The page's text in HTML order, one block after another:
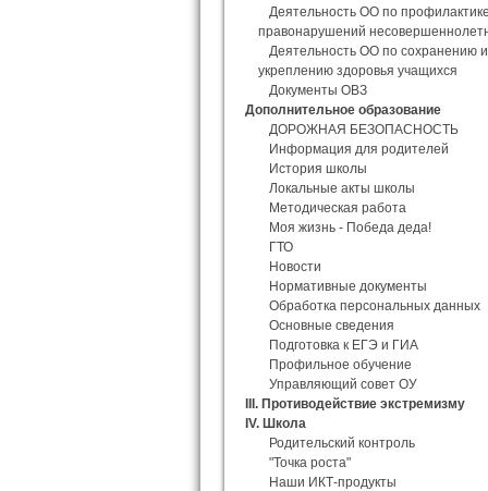
Деятельность ОО по профилактике
правонарушений
Деятельность ОО по сохранению и
укреплению здоровья учащихся
Документы ОВЗ
Дополнительное образование
ДОРОЖНАЯ БЕЗОПАСНОСТЬ
Информация для родителей
История школы
Локальные акты школы
Методическая работа
Моя жизнь - Победа деда!
ГТО
Новости
Нормативные документы
Обработка персональных данных
Основные сведения
Подготовка к ЕГЭ и ГИА
Профильное обучение
Управляющий совет ОУ
III. Противодействие экстремизму
IV. Школа
Родительский контроль
"Точка роста"
Наши ИКТ-продукты